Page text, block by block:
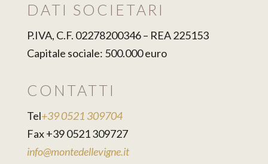
DATI SOCIETARI
P.IVA, C.F. 02278200346 – REA 225153
Capitale sociale: 500.000 euro
CONTATTI
Tel+39 0521 309704
Fax +39 0521 309727
info@montedellevigne.it